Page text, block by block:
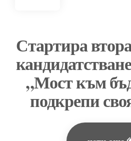
Стартира
„Мост към
подкрепи